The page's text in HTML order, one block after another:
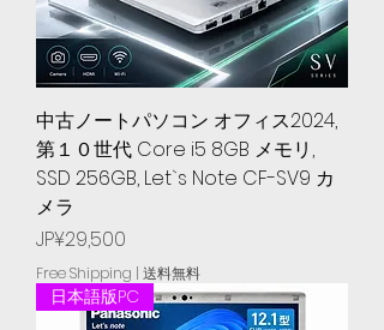
中古ノートパソコン オフィス2024,
第１０世代 Core i5 8GB メモリ,
SSD 256GB, Let`s Note CF-SV9 カ
メラ
Price
JP¥29,500
Free Shipping | 送料無料
日本語版PC